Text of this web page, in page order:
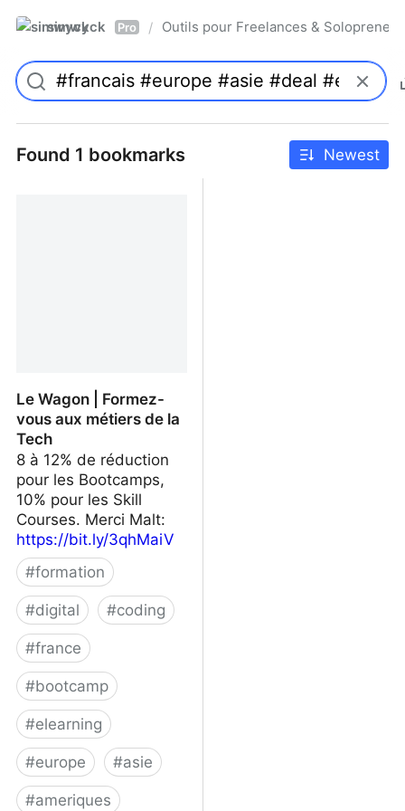
simwyck Pro / Outils pour Freelances &
Found 1 bookmarks Newest
Le Wagon | Formez-
vous aux métiers de la
Tech
8 à 12% de réduction
pour les Bootcamps,
10% pour les Skill
Courses. Merci Malt:
https://bit.ly/3qhMaiV
#formation
#digital #coding
#france
#bootcamp
#elearning
#europe #asie
#ameriques